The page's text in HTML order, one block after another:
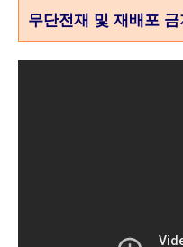
무단전재 및 재배포 금